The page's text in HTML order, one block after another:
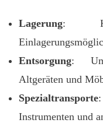
Lagerung:
Entsorgung:
Altgeräten und
Spezialtransporte
Instrumenten und